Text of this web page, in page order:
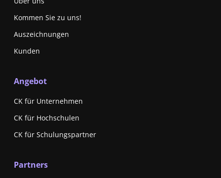
Kommen Sie zu uns!
Auszeichnungen
Kunden
Angebot
CK für Unternehmen
CK für Hochschulen
CK für Schulungspartner
Partners